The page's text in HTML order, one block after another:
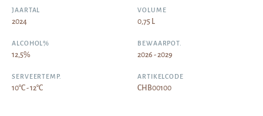
JAARTAL
2024
VOLUME
0,75 L
ALCOHOL%
12,5%
BEWAARPOT.
2026 - 2029
SERVEERTEMP.
10°C - 12°C
ARTIKELCODE
CHB00100